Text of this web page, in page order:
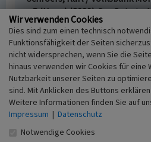
eG (Hrsg.) (2000) Der
Rheindahlen Almanach 2000,
Empfangsgebäude
Schlagwörter
Empfangsgebäude
Straße / Hausnummer
An der Bahn 22
Wir verwenden Cookies
Dies sind zum einen technisch
Funktionsfähigkeit der Seiten
nicht widersprechen, wenn Sie die
hinaus verwenden wir Cookies für eine
Nutzbarkeit unserer Seiten zu
sind. Mit Anklicken des Buttons
Weitere Informationen finden Sie auf
Impressum | Datenschutz
Notwendige Cookies